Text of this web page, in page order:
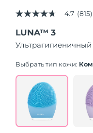
4.7
of
5
stars,
rating
Read
Reviews.
Same
page
link.
4.7 (815)
LUNA™ 3
Выбрать тип кожи: